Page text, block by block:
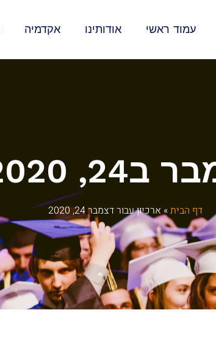
עמוד ראשי אודותינו אקדמיה
2020
דף הבית»ארכיון עבור דצמבר 24, 2020